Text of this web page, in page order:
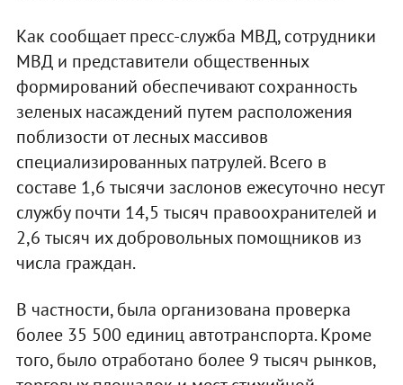
Как сообщает пресс-служба МВД, сотрудники
МВД и представители общественных
формирований обеспечивают сохранность
зеленых насаждений путем расположения
поблизости от лесных массивов
специализированных патрулей. Всего в
составе 1,6 тысячи заслонов ежесуточно несут
службу почти 14,5 тысяч правоохранителей и
2,6 тысяч их добровольных помощников из
числа граждан.
В частности, была организована проверка
более 35 500 единиц автотранспорта. Кроме
того, было отработано более 9 тысяч рынков,